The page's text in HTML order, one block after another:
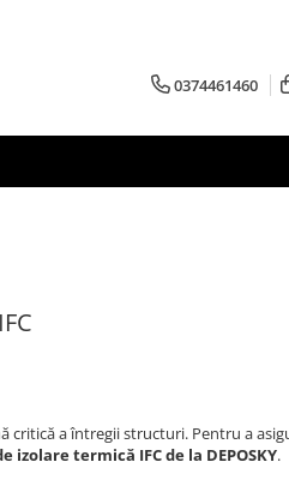
0374461460
critică a întregii structuri. Pentru a
izolare termică IFC de la DEPOSKY.